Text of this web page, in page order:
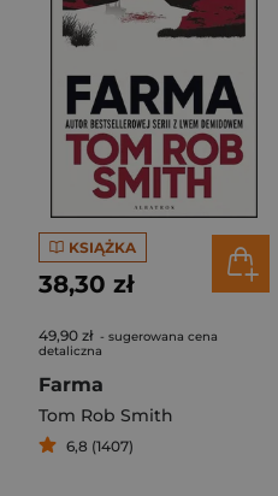
KSIĄŻKA
38,30 zł
49,90 zł - sugerowana cena
detaliczna
Farma
Tom Rob Smith
6,8 (1407)